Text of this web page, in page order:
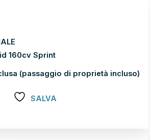
160cv Sprint
(passaggio di proprietà incluso)
SALVA